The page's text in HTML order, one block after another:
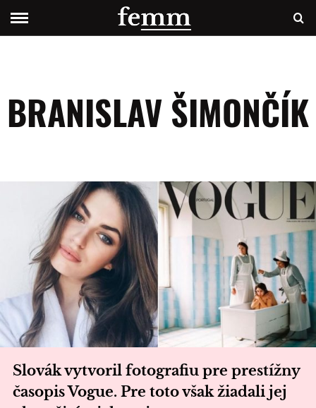
BRANISLAV ŠIMONČÍK
Slovák vytvoril fotografiu pre prestížny
časopis Vogue. Pre toto však žiadali jej